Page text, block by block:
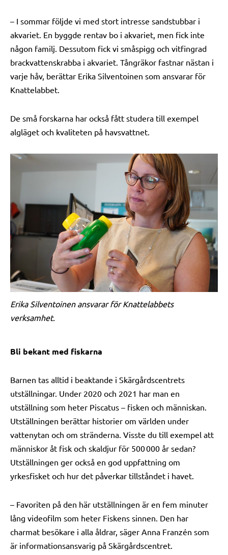
– I sommar följde vi med stort intresse sandstubbar i
akvariet. En byggde rentav bo i akvariet, men fick inte
någon familj. Dessutom fick vi småspigg och vitfingrad
brackvattenskrabba i akvariet. Tångräkor fastnar nästan i
varje håv, berättar Erika Silventoinen som ansvarar för
Knattelabbet.
De små forskarna har också fått studera till exempel
algläget och kvaliteten på havsvattnet.
Erika Silventoinen ansvarar för Knattelabbets
verksamhet.
Bli bekant med fiskarna
Barnen tas alltid i beaktande i Skärgårdscentrets
utställningar. Under 2020 och 2021 har man en
utställning som heter Piscatus – fisken och människan.
Utställningen berättar historier om världen under
vattenytan och om stränderna. Visste du till exempel att
människor åt fisk och skaldjur för 500 000 år sedan?
Utställningen ger också en god uppfattning om
yrkesfisket och hur det påverkar tillståndet i havet.
– Favoriten på den här utställningen är en fem minuter
lång videofilm som heter Fiskens sinnen. Den har
charmat besökare i alla åldrar, säger Anna Franzén som
är informationsansvarig på Skärgårdscentret.